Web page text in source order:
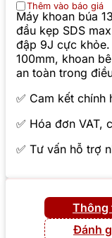
Thêm vào báo giá
Máy khoan búa
đầu kẹp SDS
đập 9J cực
100mm, khoan
an toàn trong
✅ Cam kết chính
✅ Hóa đơn VAT,
✅ Tư vấn hỗ trợ
Thông
Đánh